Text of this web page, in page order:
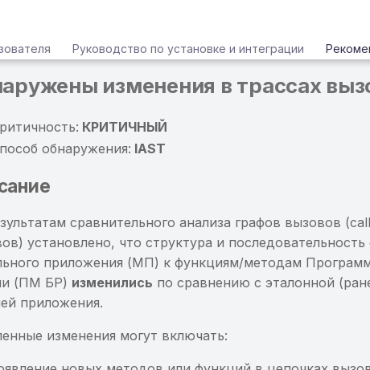
Руководство по установке и интеграции
изменения в трассах
КРИТИЧНЫЙ
обнаружения: IAST
сравнительного анализа графов вызовов
установлено, что структура и
приложения (МП) к функциям/методам
(ПМ БР) изменились по сравнению с эталонной
приложения.
изменения могут включать: